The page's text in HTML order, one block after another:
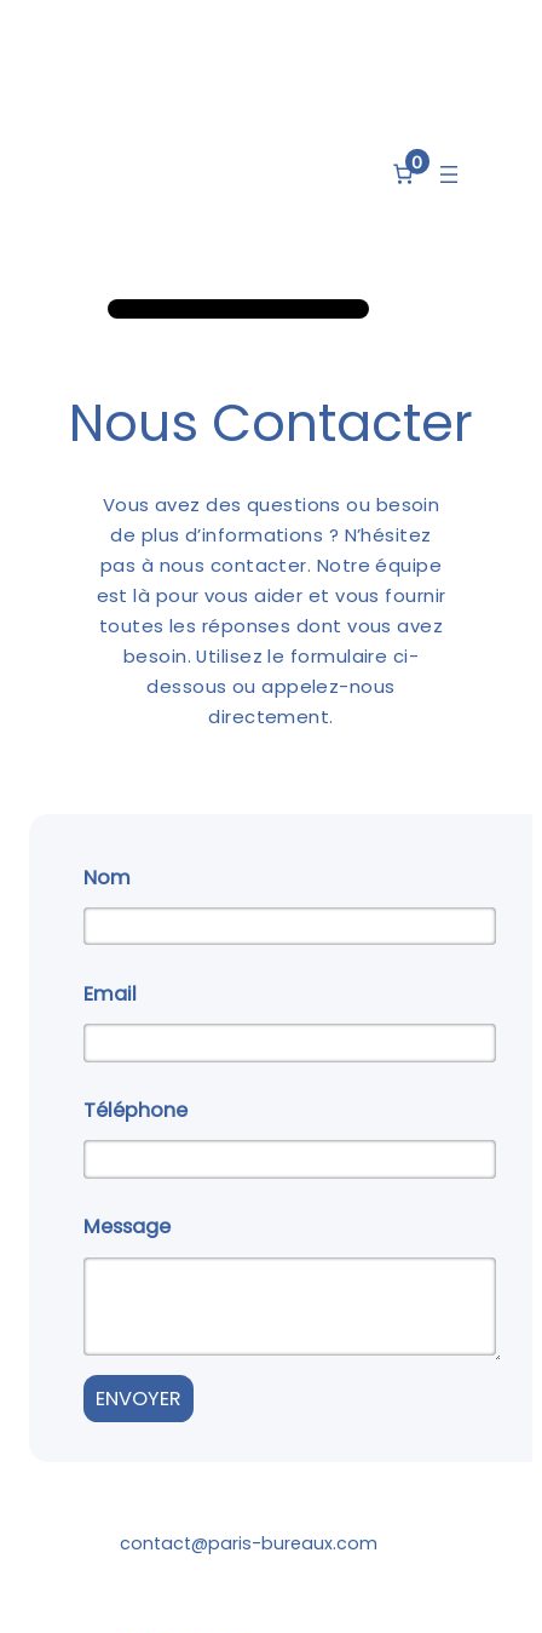
0
Nous Contacter
Vous avez des questions ou besoin
de plus d’informations ? N’hésitez
pas à nous contacter. Notre équipe
est là pour vous aider et vous fournir
toutes les réponses dont vous avez
besoin. Utilisez le formulaire ci-
dessous ou appelez-nous
directement.
contact@paris-bureaux.com
Nom
Email
Téléphone
Message